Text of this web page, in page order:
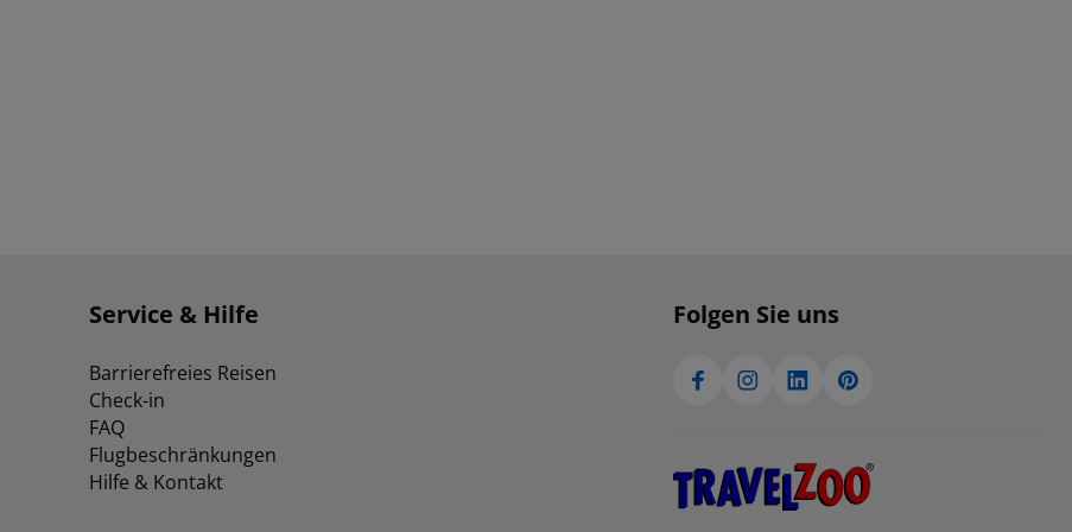
Service & Hilfe
Barrierefreies Reisen
Check-in
FAQ
Flugbeschränkungen
Hilfe & Kontakt
Folgen Sie uns